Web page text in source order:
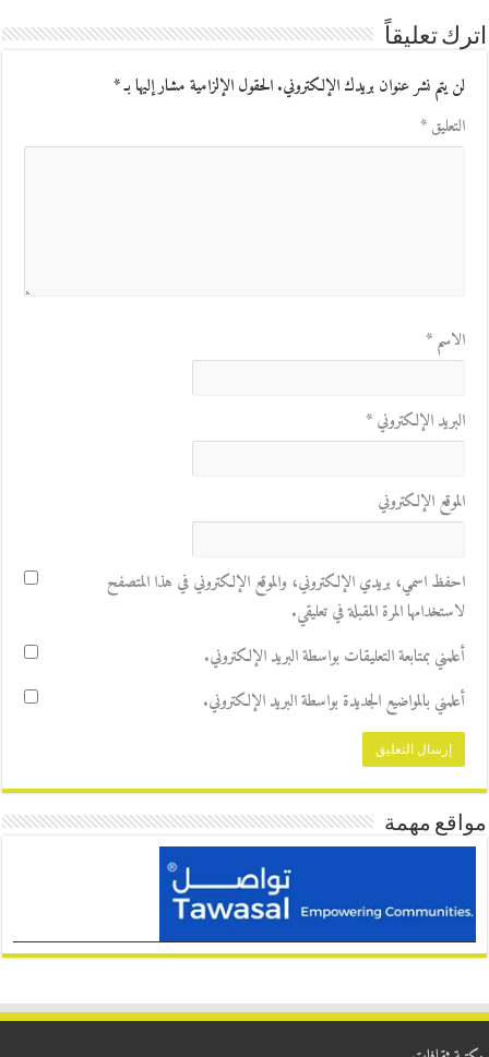
اترك تعليقاً
لن يتم نشر عنوان بريدك الإلكتروني.الحقول الإلزامية مشار إليها بـ*
التعليق*
الاسم*
البريد الإلكتروني*
الموقع الإلكتروني
احفظ اسمي، بريدي الإلكتروني، والموقع الإلكتروني في هذا المتصفح
لاستخدامها المرة المقبلة في تعليقي.
أعلمني بمتابعة التعليقات بواسطة البريد الإلكتروني.
أعلمني بالمواضيع الجديدة بواسطة البريد الإلكتروني.
مواقع مهمة